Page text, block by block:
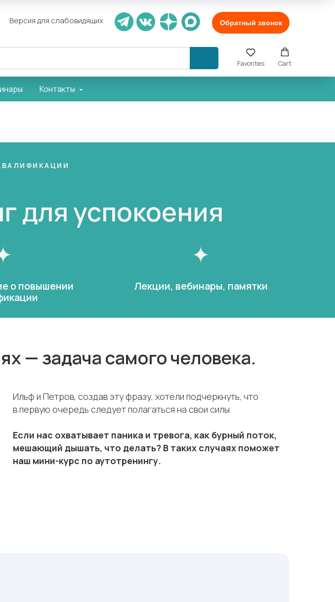
Версия для слабовидящих Обратный звонок
Favorites Cart
Контакты
для успокоения
о повышении
Лекции, вебинары, памятки
— задача самого человека.
Ильф и Петров, создав эту фразу, хотели подчеркнуть, что
в первую очередь следует полагаться на свои силы
Если нас охватывает паника и тревога, как бурный поток,
мешающий дышать, что делать? В таких случаях поможет
наш мини-курс по аутотренингу.